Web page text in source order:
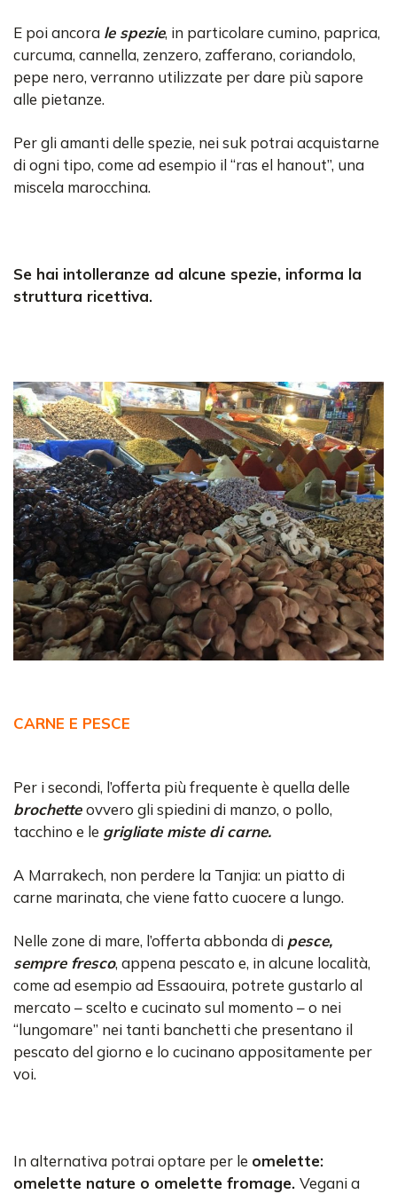
E poi ancora le spezie, in particolare cumino, paprica,
curcuma, cannella, zenzero, zafferano, coriandolo,
pepe nero, verranno utilizzate per dare più sapore
alle pietanze.
Per gli amanti delle spezie, nei suk potrai acquistarne
di ogni tipo, come ad esempio il “ras el hanout”, una
miscela marocchina.
Se hai intolleranze ad alcune spezie, informa la
struttura ricettiva.
CARNE E PESCE
Per i secondi, l’offerta più frequente è quella delle
brochetteovvero gli spiedini di manzo, o pollo,
tacchino e le grigliate miste di carne.
A Marrakech, non perdere la Tanjia: un piatto di
carne marinata, che viene fatto cuocere a lungo.
Nelle zone di mare, l’offerta abbonda di pesce,
sempre fresco, appena pescato e, in alcune località,
come ad esempio ad Essaouira, potrete gustarlo al
mercato – scelto e cucinato sul momento – o nei
“lungomare” nei tanti banchetti che presentano il
pescato del giorno e lo cucinano appositamente per
voi.
In alternativa potrai optare per le omelette:
omelette nature o omelette fromage. Vegani a